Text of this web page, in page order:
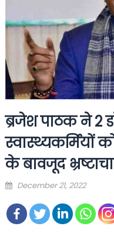
ब्रजेश पाठक ने 2
स्वास्थ्यकर्मियों
के बावजूद
Posted
December 21, 2022